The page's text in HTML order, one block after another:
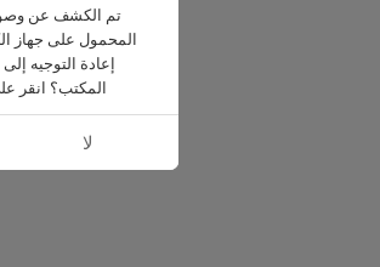
تم الكشف عن
المحمول على جهاز
إعادة التوجيه
المكتب؟ انقر
لا